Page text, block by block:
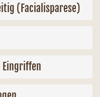
(Facialisparese)